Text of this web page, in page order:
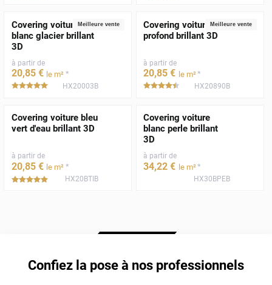
Meilleure vente
Covering voiture
blanc glacier brillant
3D
à partir de
20,85 € le m² *
*****HX20003B
Meilleure vente
Covering voiture noir
profond brillant 3D
à partir de
20,85 € le m²*
***** HX20890B
Covering voiture bleu
vert d'eau brillant 3D
à partir de
20,85 € le m² *
*****HX20BTIB
Covering voiture
blanc perle brillant
3D
à partir de
34,22 € le m²*
HX30BPEB
Confiez la pose à nos professionnels